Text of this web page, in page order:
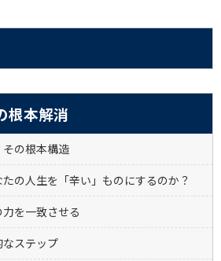
根本解消
の根本構造
の人生を「辛い」ものにするのか？
を一致させる
ステップ